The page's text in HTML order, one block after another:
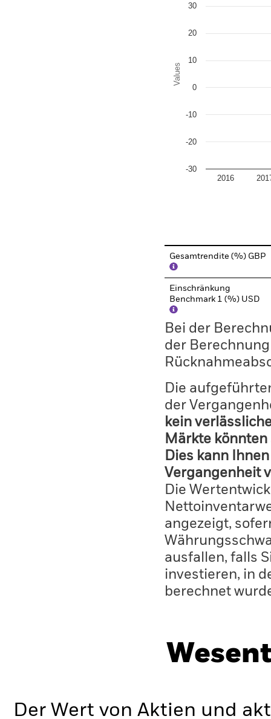
The chart has 1 Y axis
Values
2016
-30
-20
-10
0
10
20
30
Gesamtrendite (%) GBP
Einschränkung
Benchmark 1 (%) USD
Bei der
der
Die
der
kein
Märkte
Dies kann
Vergangenheit
Die
angezeigt,
ausfallen, falls
investieren, in
berechnet
Der Wert von Aktien und